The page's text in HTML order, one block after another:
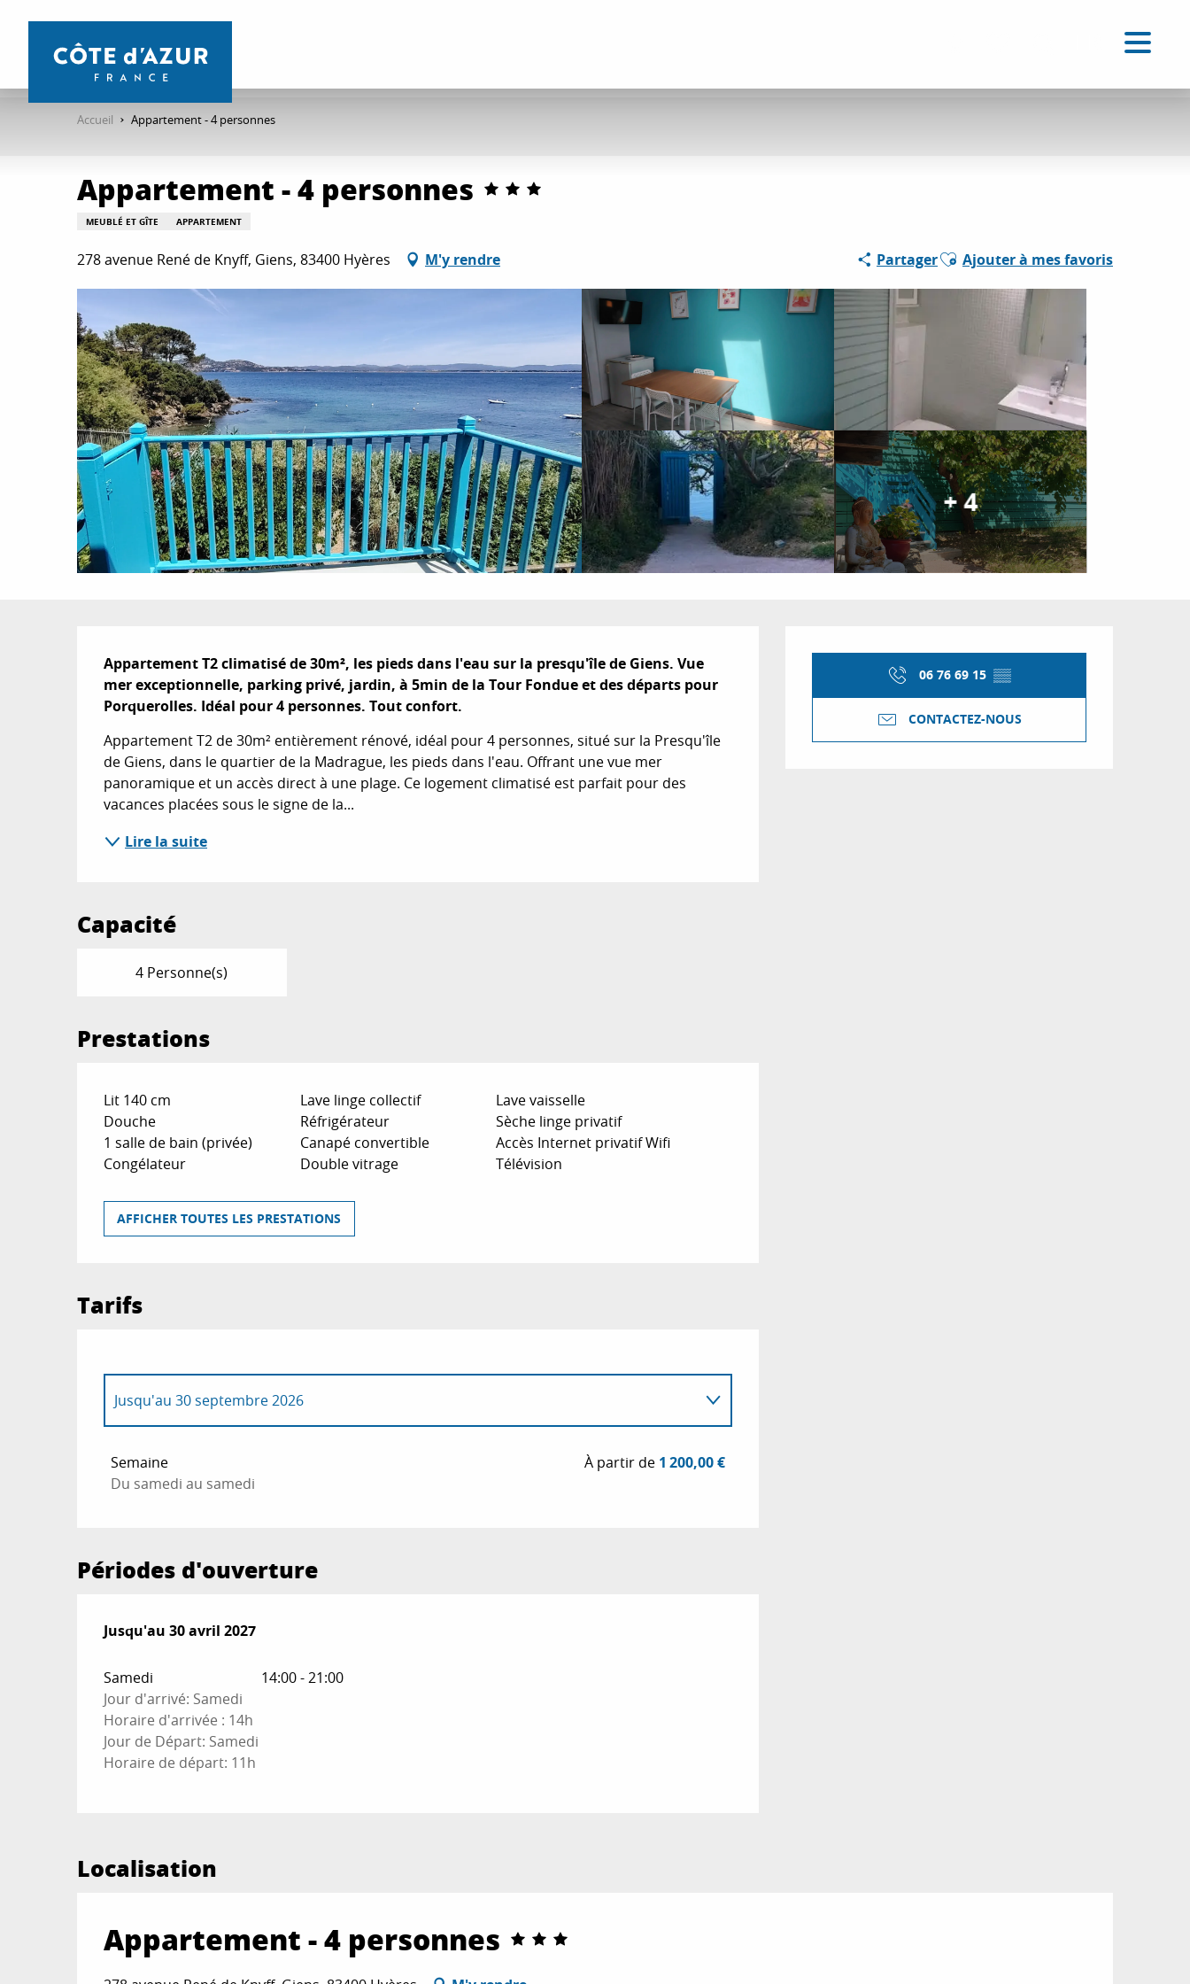
contenu
Accueil Appartement - 4 personnes
Appartement - 4 personnes
MEUBLÉ ET GÎTE APPARTEMENT
278 avenue René de Knyff, Giens, 83400 Hyères M'y rendre PartagerAjouter aux favoris
Ajouter à mes favoris
+ 4
Ouverture et
06 76 69 15 ▒▒
CONTACTEZ-NOUS
Description
Appartement T2 climatisé de 30m², les pieds dans l'eau sur la presqu'île de Giens. Vue
mer exceptionnelle, parking privé, jardin, à 5min de la Tour Fondue et des départs pour
Porquerolles. Idéal pour 4 personnes. Tout confort.
Appartement T2 de 30m² entièrement rénové, idéal pour 4 personnes, situé sur la Presqu'île
de Giens, dans le quartier de la Madrague, les pieds dans l'eau. Offrant une vue mer
panoramique et un accès direct à une plage. Ce logement climatisé est parfait pour des
vacances placées sous le signe de la...
Lire la suite
Capacité
4 Personne(s)
Prestations
Lit 140 cm Lave linge collectif
Lave vaisselle
Douche
Réfrigérateur
Sèche linge privatif
1 salle de bain (privée)
Canapé convertible
Accès Internet privatif Wifi
Congélateur
Double vitrage Télévision
AFFICHER TOUTES LES PRESTATIONS
Tarifs
Jusqu'au 30 septembre 2026
Semaine
Du samedi au samedi
À partir de 1 200,00 €
Périodes d'ouverture
Du4 juillet 2026 au30 avril 2027
Jusqu'au 30 avril 2027
Samedi
14:00 - 21:00
Jour d'arrivé: Samedi
Horaire d'arrivée : 14h
Jour de Départ: Samedi
Horaire de départ: 11h
Localisation
Appartement - 4 personnes